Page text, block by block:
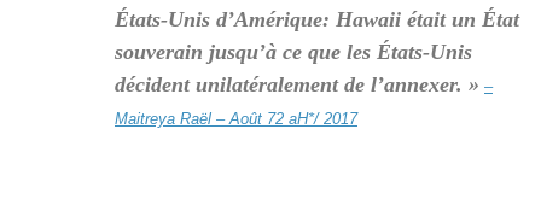
États-Unis d’Amérique: Hawaii était un État
souverain jusqu’à ce que les États-Unis
décident unilatéralement de l’annexer. » –
Maitreya Raël – Août 72 aH*/ 2017